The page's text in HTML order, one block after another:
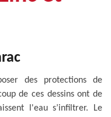
des protections de
de ces dessins ont de
l'eau s’infiltrer. Le